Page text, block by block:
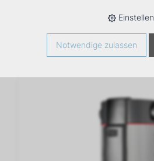
Bezeichnung
Einstellen
Notwendige zulassen